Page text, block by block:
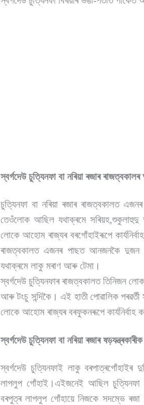
স্বৰ্গদেউ চুত্যিনফা বা নৰিয়া ৰজাৰ
চুত্যিনফা বা নৰিয়া ৰজাৰ ৰাজত্বকালত
তেওঁলোক আছিল যথাক্ৰমে
লোকে আহোম ৰাজ্যৰ বৰগোঁহাইৰূপে
ৰাজত্বকালত এজনৰ পাছত আনজনকৈ দুজন
যথাক্ৰমে লাকু মৰাণ আৰু টেমা।
স্বৰ্গদেউ চুত্যিনফাৰ ৰাজত্বকালত তিনিজন
আৰু টংচু সন্দিকৈ। এই হাতী পোৱালিক
লোকে আহোম ৰাজ্যৰ বৰফুকনৰূপে কাৰ্যনিৰ্বাহ
স্বৰ্গদেউ চুত্যিনফা বা নৰিয়া ৰজাৰ
স্বৰ্গদেউ চুত্যিনফাই লাকু বৰপাত্ৰগোঁহাইৰ
লাপলুপ গোঁহাই।এইজনেই আছিল চুত্যিনফা
বৰপুত্ৰ লাপলুপ গোঁহায়ে নিজকে সদম্ভে